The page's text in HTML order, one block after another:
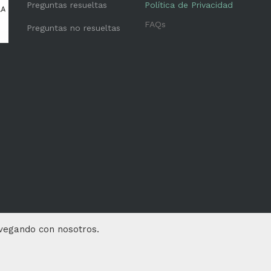
Preguntas resueltas
Preguntas no resueltas
Política de Privacidad
FAQs
con nosotros.